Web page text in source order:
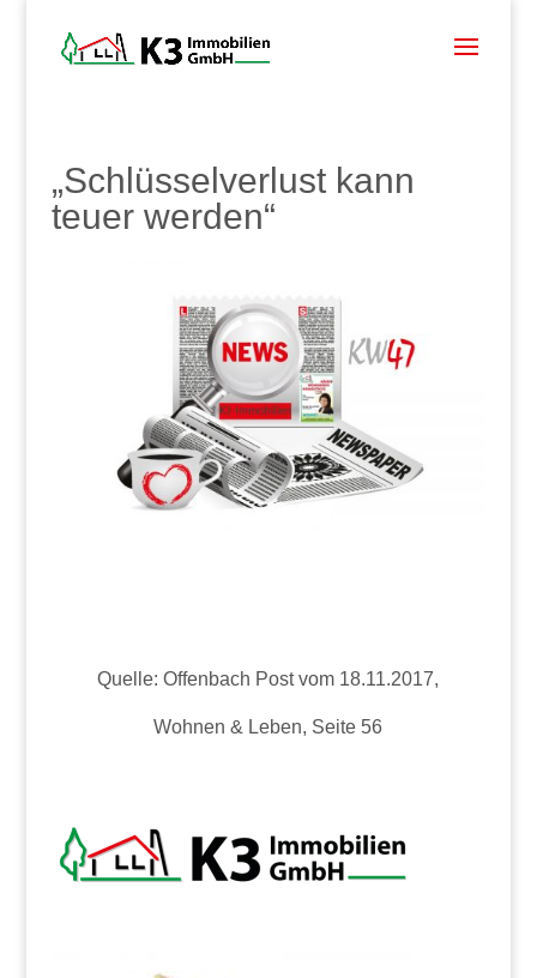
„Schlüsselverlust kann
teuer werden“
Quelle: Offenbach Post vom 18.11.2017,
Wohnen & Leben, Seite 56